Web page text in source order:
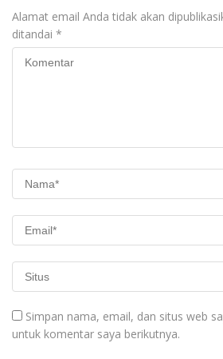
Alamat email Anda tidak akan
ditandai *
Simpan nama, email, dan situs web
untuk komentar saya berikutnya.